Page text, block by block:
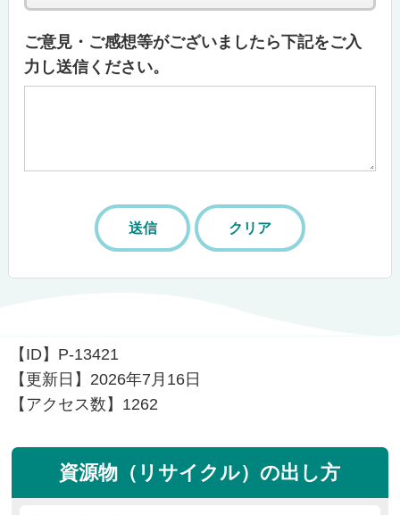
ご意見・ご感想等がございましたら下記をご入
力し送信ください。
【ID】 P-13421
【更新日】 2026年7月16日
【アクセス数】 1262
資源物（リサイクル）の出し方